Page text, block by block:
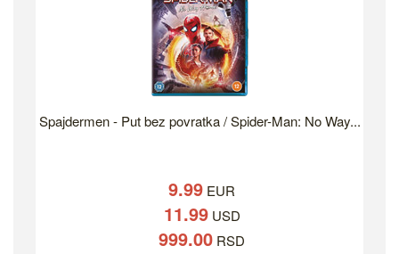
Spajdermen - Put bez povratka / Spider-Man: No Way...
9.99 EUR
11.99USD
999.00 RSD